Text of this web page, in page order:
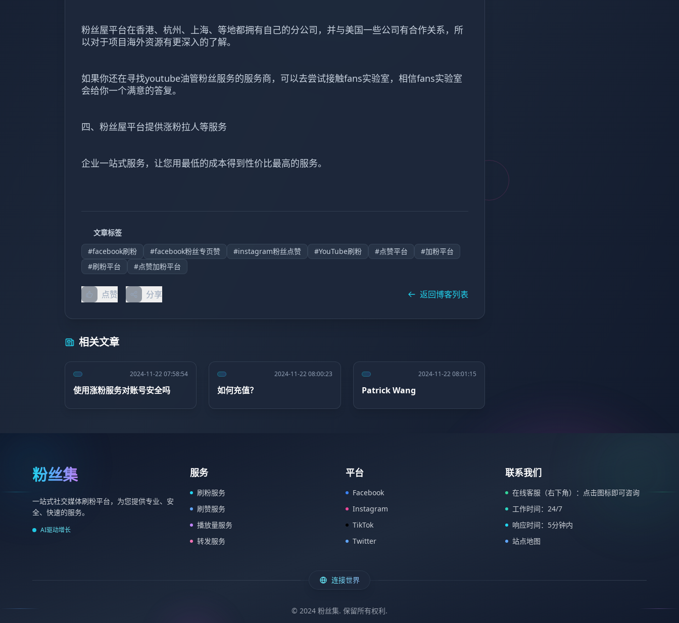
粉丝屋平台在香港、杭州、上海、等地都拥有自己的分公司，并与美国一些公司有合作关系，所
以对于项目海外资源有更深入的了解。
如果你还在寻找youtube油管粉丝服务的服务商，可以去尝试接触fans实验室，相信fans实验室
会给你一个满意的答复。
四、粉丝屋平台提供涨粉拉人等服务
企业一站式服务，让您用最低的成本得到性价比最高的服务。
文章标签
#facebook刷粉
#facebook粉丝专页赞 #instagram粉丝点赞 #YouTube刷粉 #点赞平台
#加粉平台
#刷粉平台
#点赞加粉平台
点赞 分享 返回博客列表
相关文章
2024-11-22 07:58:54
使用涨粉服务对账号安全吗
2024-11-22 08:00:23
如何充值？
2024-11-22 08:01:15
Patrick Wang
粉丝集
一站式社交媒体刷粉平台，为您提供专业、安
全、快速的服务。
AI驱动增长
服务
刷粉服务
刷赞服务
播放量服务
转发服务
平台
Facebook
Instagram
TikTok
Twitter
联系我们
在线客服（右下角）：点击图标即可咨询
工作时间：24/7
响应时间：5分钟内
站点地图
连接世界
© 2024 粉丝集. 保留所有权利.